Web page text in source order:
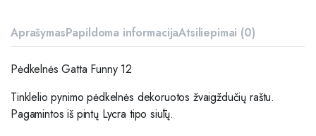
AprašymasPapildoma informacijaAtsiliepimai (0)
Pėdkelnės Gatta Funny 12
Tinklelio pynimo pėdkelnės dekoruotos žvaigždučių raštu.
Pagamintos iš pintų Lycra tipo siūlų.